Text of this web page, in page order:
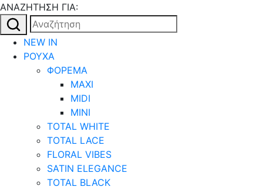
AΝΑΖΗΤΗΣΗ ΓΙΑ:
Αναζήτηση
για:
NEW IN
ΡΟΥΧΑ
ΦΟΡΕΜΑ
MAXI
MIDI
MINI
TOTAL WHITE
TOTAL LACE
FLORAL VIBES
SATIN ELEGANCE
TOTAL BLACK